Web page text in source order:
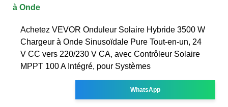
à Onde
Achetez VEVOR Onduleur Solaire Hybride 3500 W
Chargeur à Onde Sinusoïdale Pure Tout-en-un, 24
V CC vers 220/230 V CA, avec Contrôleur Solaire
MPPT 100 A Intégré, pour Systèmes
WhatsApp